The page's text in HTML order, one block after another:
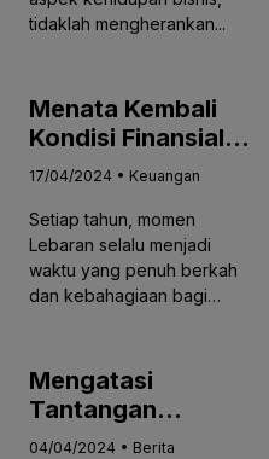
tidaklah mengherankan...
Menata Kembali
Kondisi Finansial
dengan Efektif
Recovery
Keuangan Pasca
Lebaran
17/04/2024 • Keuangan
Setiap tahun, momen
Lebaran selalu menjadi
waktu yang penuh berkah
dan kebahagiaan bagi
Mengatasi
Tantangan
Pembukuan
04/04/2024 • Berita